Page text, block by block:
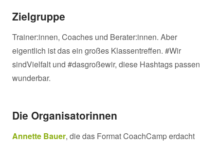
Zielgruppe
Trainer:innen, Coaches und Berater:innen. Aber
eigentlich ist das ein großes Klassentreffen. #Wir
sindVielfalt und #dasgroßewir, diese Hashtags passen
wunderbar.
Die Organisatorinnen
Annette Bauer, die das Format CoachCamp erdacht